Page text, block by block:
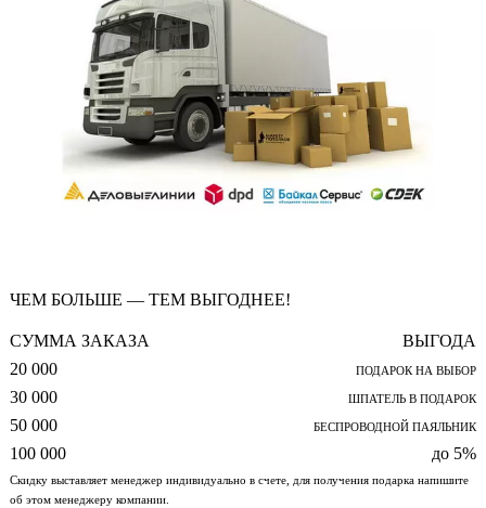
ЧЕМ БОЛЬШЕ — ТЕМ ВЫГОДНЕЕ!
СУММА ЗАКАЗА
ВЫГОДА
20 000
ПОДАРОК НА ВЫБОР
30 000 ШПАТЕЛЬ В ПОДАРОК
50 000 БЕСПРОВОДНОЙ ПАЯЛЬНИК
100 000 до 5%
Скидку выставляет менеджер индивидуально в счете, для получения подарка напишите
об этом менеджеру компании.